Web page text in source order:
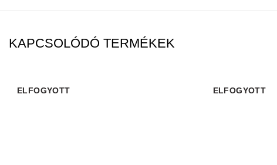
KAPCSOLÓDÓ TERMÉKEK
ELFOGYOTT ELFOGYOTT